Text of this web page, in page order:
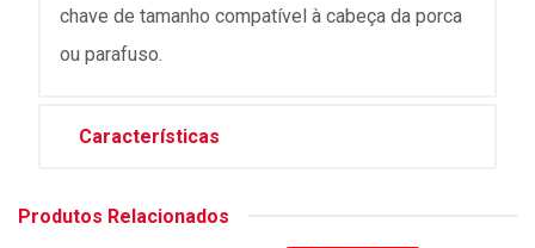
chave de tamanho compatível à cabeça da porca
ou parafuso.
Características
Produtos Relacionados